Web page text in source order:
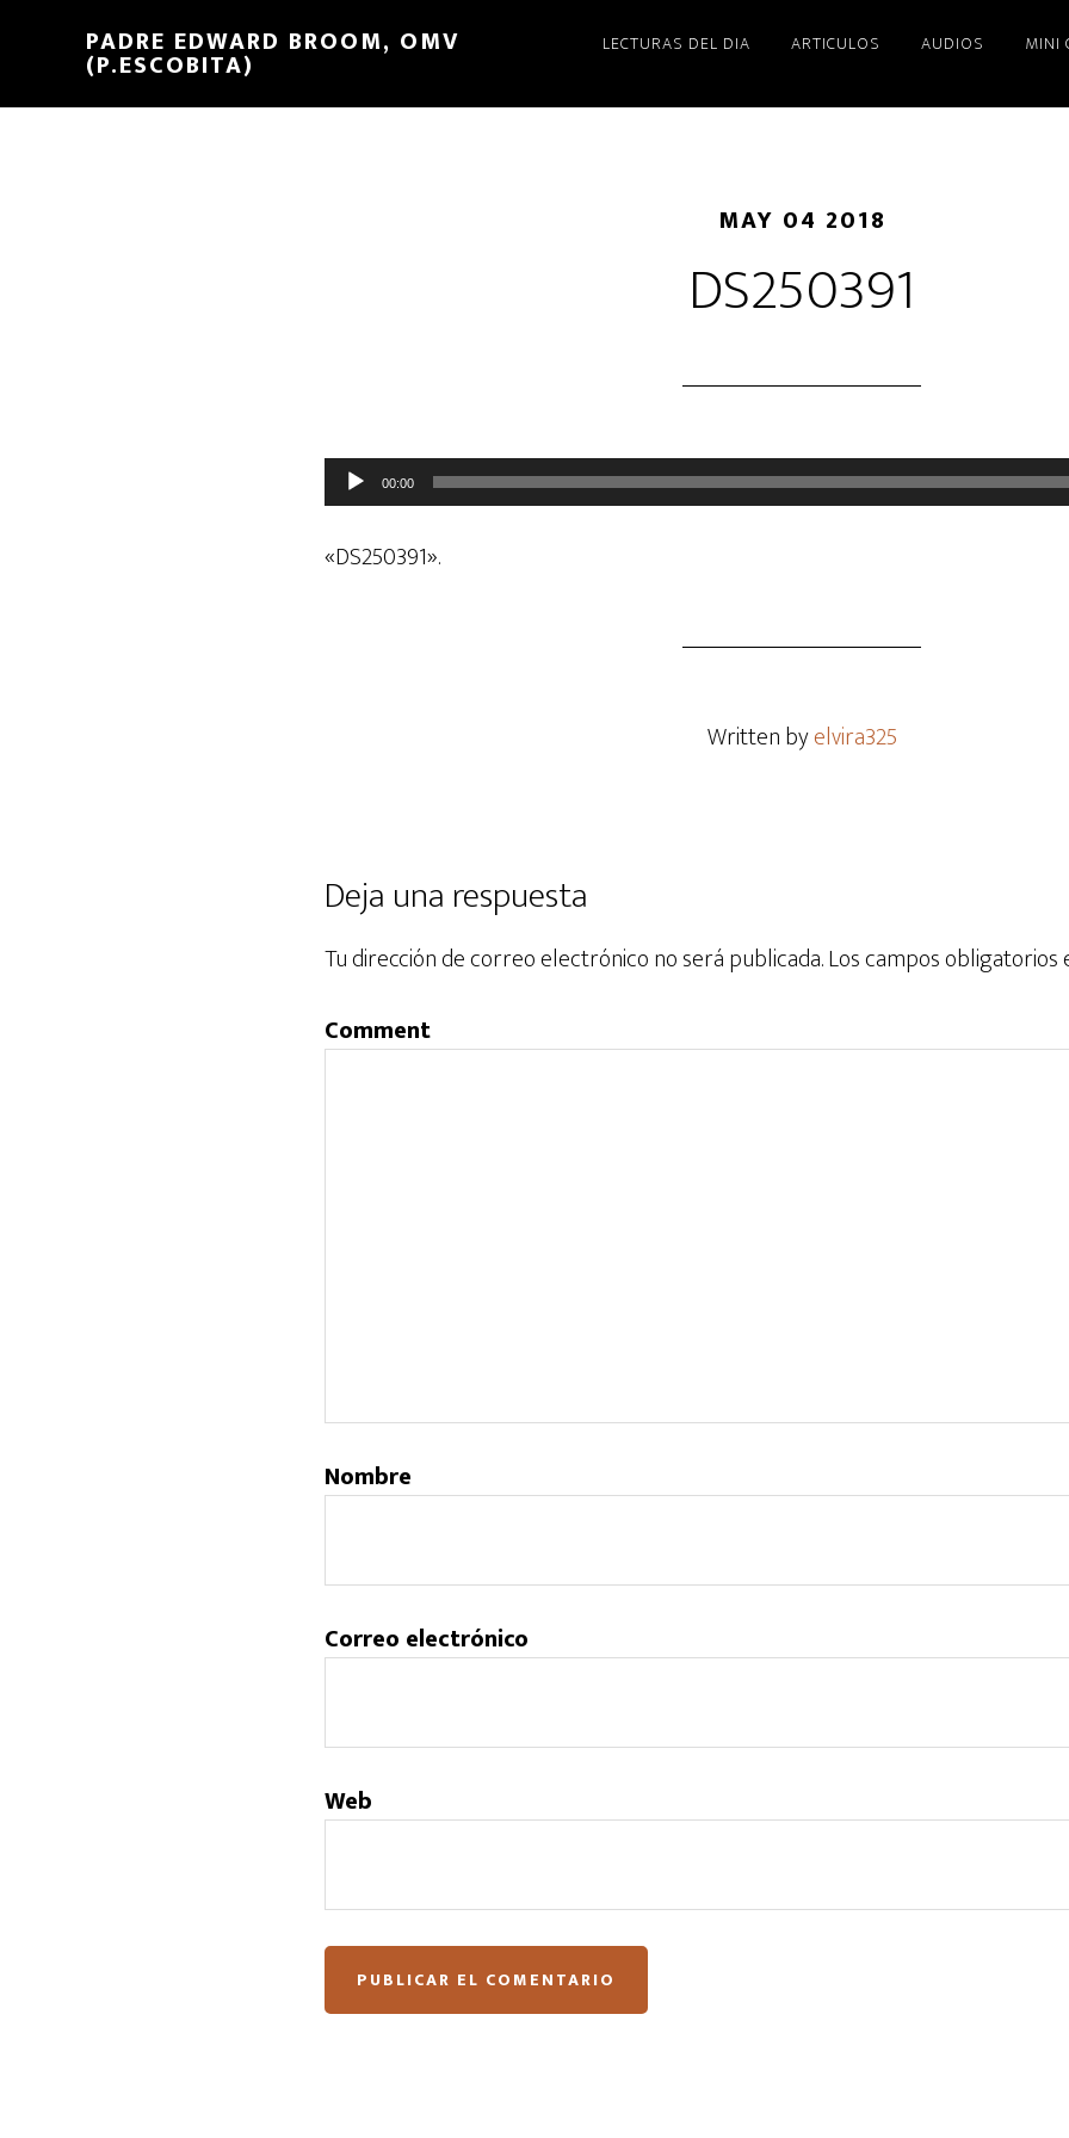
PADRE EDWARD BROOM, OMV
(P.ESCOBITA)
LECTURAS DEL DIA ARTICULOS AUDIOS MINI
MAY 04 2018
DS250391
Reproductor
de
audio
00:00
«DS250391».
Written byelvira325
Deja una respuesta
Tu dirección de correo electrónico no será publicada.Los campos obligatorios
Comment
Nombre
Correo electrónico
Web